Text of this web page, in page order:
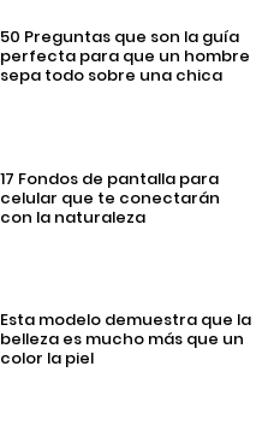
50 Preguntas que son la guía
perfecta para que un hombre
sepa todo sobre una chica
17 Fondos de pantalla para
celular que te conectarán
con la naturaleza
Esta modelo demuestra que la
belleza es mucho más que un
color la piel